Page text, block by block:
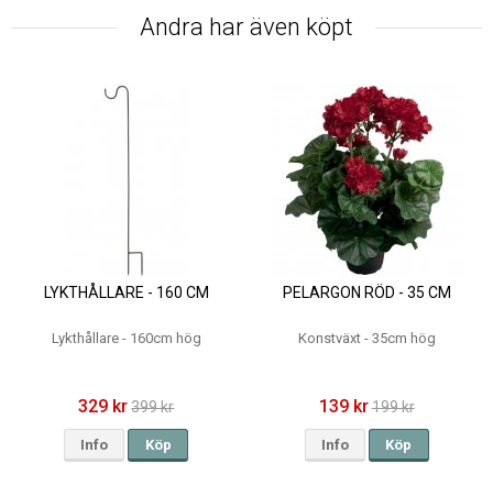
Andra har även köpt
LYKTHÅLLARE - 160 CM
Lykthållare - 160cm hög
329 kr 399 kr
Info Köp
PELARGON RÖD - 35 CM
Konstväxt - 35cm hög
139 kr199 kr
Info Köp